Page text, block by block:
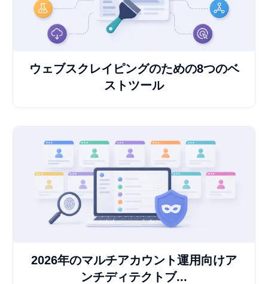
ウェブスクレイピングのための8つのベ
ストツール
2026年のマルチアカウント運用向けア
ンチディテクトブ...